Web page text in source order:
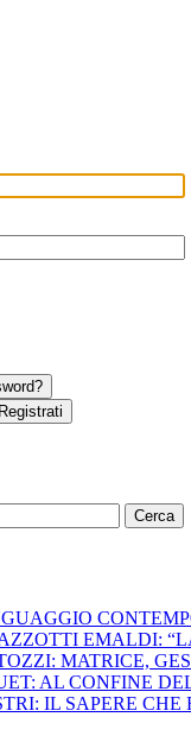
EMALDI:
MATRICE,
AL CONFINE
IL SAPERE CHE